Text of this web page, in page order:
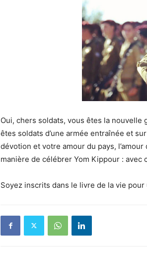
Oui, chers soldats, vous êtes la nouvelle
êtes soldats d’une armée entraînée et
dévotion et votre amour du pays,
manière de célébrer Yom Kippour : avec
Soyez inscrits dans le livre de la vie